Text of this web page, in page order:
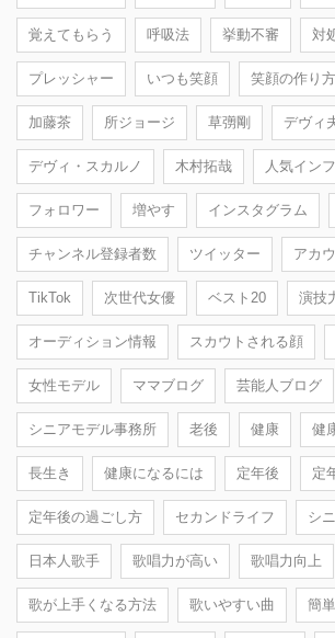
覚えてもらう 呼吸法 挙動不審 対
プレッシャー いつも笑顔 笑顔の作り方
加藤茶 所ジョージ 草彅剛 デヴィ
デヴィ・スカルノ 木村拓哉 人気イン
フォロワー 増やす インスタグラム
チャンネル登録者数 ツイッター アカ
TikTok 次世代女優 ベスト20 演技
オーディション情報 スカウトされる顔
女性モデル ママブログ 芸能人ブログ
シニアモデル事務所 老後 健康 健
長生き 健康になるには 定年後 定
定年後の過ごし方 セカンドライフ シ
日本人歌手 歌唱力が高い 歌唱力向上
歌が上手くなる方法 歌いやすい曲 簡